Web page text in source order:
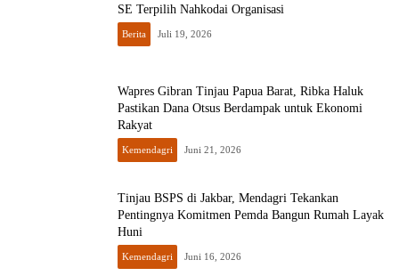
SE Terpilih Nahkodai Organisasi
Berita Juli 19, 2026
Wapres Gibran Tinjau Papua Barat, Ribka Haluk
Pastikan Dana Otsus Berdampak untuk Ekonomi
Rakyat
Kemendagri Juni 21, 2026
Tinjau BSPS di Jakbar, Mendagri Tekankan
Pentingnya Komitmen Pemda Bangun Rumah Layak
Huni
Kemendagri Juni 16, 2026